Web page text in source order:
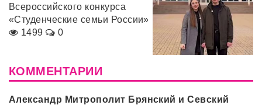
Всероссийского конкурса
«Студенческие семьи России»
1499
0
КОММЕНТАРИИ
Александр Митрополит Брянский и Севский